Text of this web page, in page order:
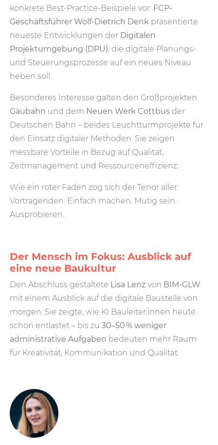
konkrete Best-Practice-Beispiele vor. FCP-
Geschäftsführer Wolf-Dietrich Denk präsentierte
neueste Entwicklungen der Digitalen
Projektumgebung (DPU), die digitale Planungs-
und Steuerungsprozesse auf ein neues Niveau
heben soll.
Besonderes Interesse galten den Großprojekten
Gäubahn und dem Neuen Werk Cottbus der
Deutschen Bahn – beides Leuchtturmprojekte für
den Einsatz digitaler Methoden. Sie zeigen
messbare Vorteile in Bezug auf Qualität,
Zeitmanagement und Ressourceneffizienz.
Wie ein roter Faden zog sich der Tenor aller
Vortragenden: Einfach machen. Mutig sein.
Ausprobieren.
Der Mensch im Fokus: Ausblick auf
eine neue Baukultur
Den Abschluss gestaltete Lisa Lenz von BIM-GLW
mit einem Ausblick auf die digitale Baustelle von
morgen. Sie zeigte, wie KI Bauleiter:innen heute
schon entlastet – bis zu 30–50 % weniger
administrative Aufgaben bedeuten mehr Raum
für Kreativität, Kommunikation und Qualität.